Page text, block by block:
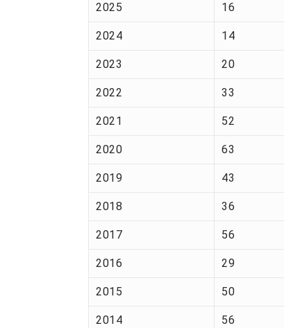
2025 16
2024 14
2023 20
2022 33
2021 52
2020 63
2019 43
2018 36
2017 56
2016 29
2015 50
2014 56